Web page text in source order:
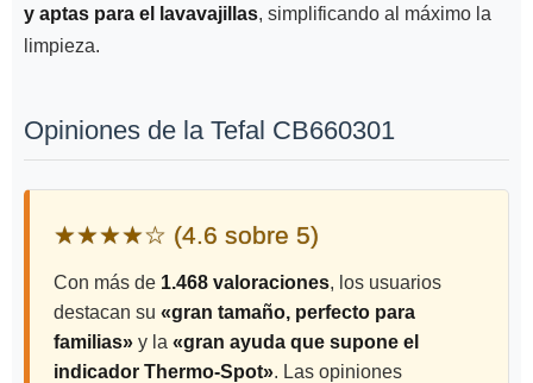
y aptas para el lavavajillas, simplificando al máximo la
limpieza.
Opiniones de la Tefal CB660301
★★★★☆ (4.6 sobre 5)
Con más de 1.468 valoraciones, los usuarios
destacan su «gran tamaño, perfecto para
familias» y la «gran ayuda que supone el
indicador Thermo-Spot». Las opiniones